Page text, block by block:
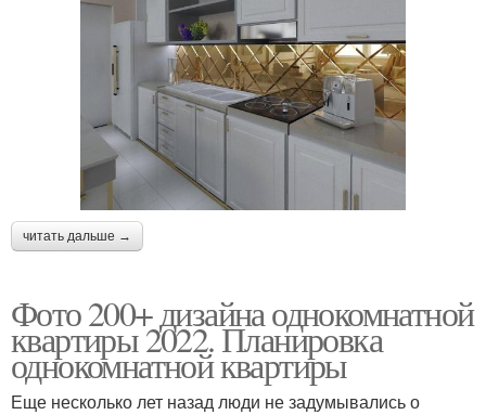
читать дальше →
Фото 200+ дизайна однокомнатной
квартиры 2022. Планировка
однокомнатной квартиры
Еще несколько лет назад люди не задумывались о